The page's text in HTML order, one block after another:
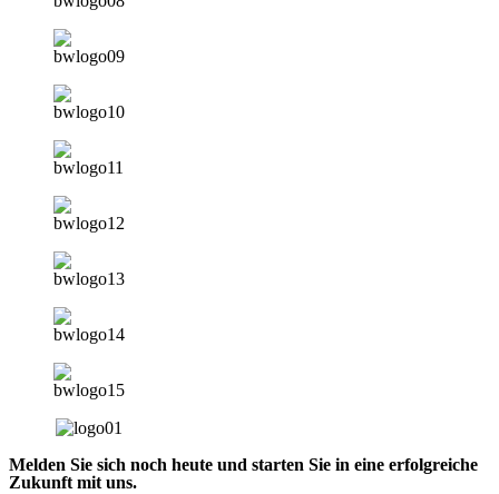
Melden Sie sich noch heute und starten Sie in eine erfolgreiche
Zukunft mit uns.